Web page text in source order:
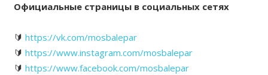
Официальные страницы в социальных сетях
🔰 https://vk.com/mosbalepar
🔰 https://www.instagram.com/mosbalepar
🔰 https://www.facebook.com/mosbalepar